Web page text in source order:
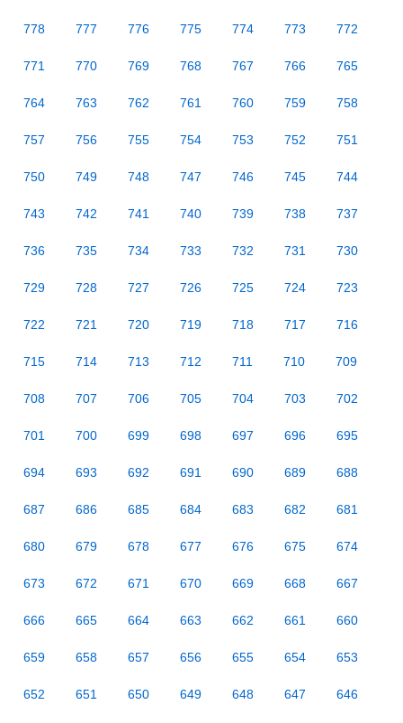
778 777 776 775 774 773 772
771 770 769 768 767 766 765
764 763 762 761 760 759 758
757 756 755 754 753 752 751
750 749 748 747 746 745 744
743 742 741 740 739 738 737
736 735 734 733 732 731 730
729 728 727 726 725 724 723
722 721 720 719 718 717 716
715 714 713 712 711 710 709
708 707 706 705 704 703 702
701 700 699 698 697 696 695
694 693 692 691 690 689 688
687 686 685 684 683 682 681
680 679 678 677 676 675 674
673 672 671 670 669 668 667
666 665 664 663 662 661 660
659 658 657 656 655 654 653
652 651 650 649 648 647 646